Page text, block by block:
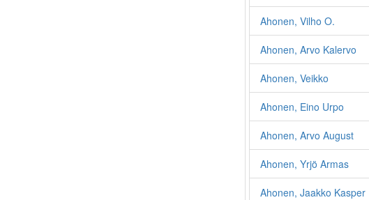
Ahonen, Vilho O.
Ahonen, Arvo Kalervo
Ahonen, Veikko
Ahonen, Eino Urpo
Ahonen, Arvo August
Ahonen, Yrjö Armas
Ahonen, Jaakko Kasper